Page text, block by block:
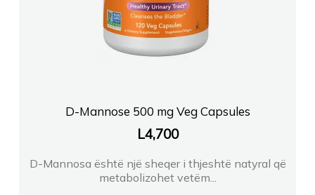
D-Mannose 500 mg Veg Capsules
L4,700
D-Mannosa është një sheqer i thjeshtë natyral që
metabolizohet vetëm...